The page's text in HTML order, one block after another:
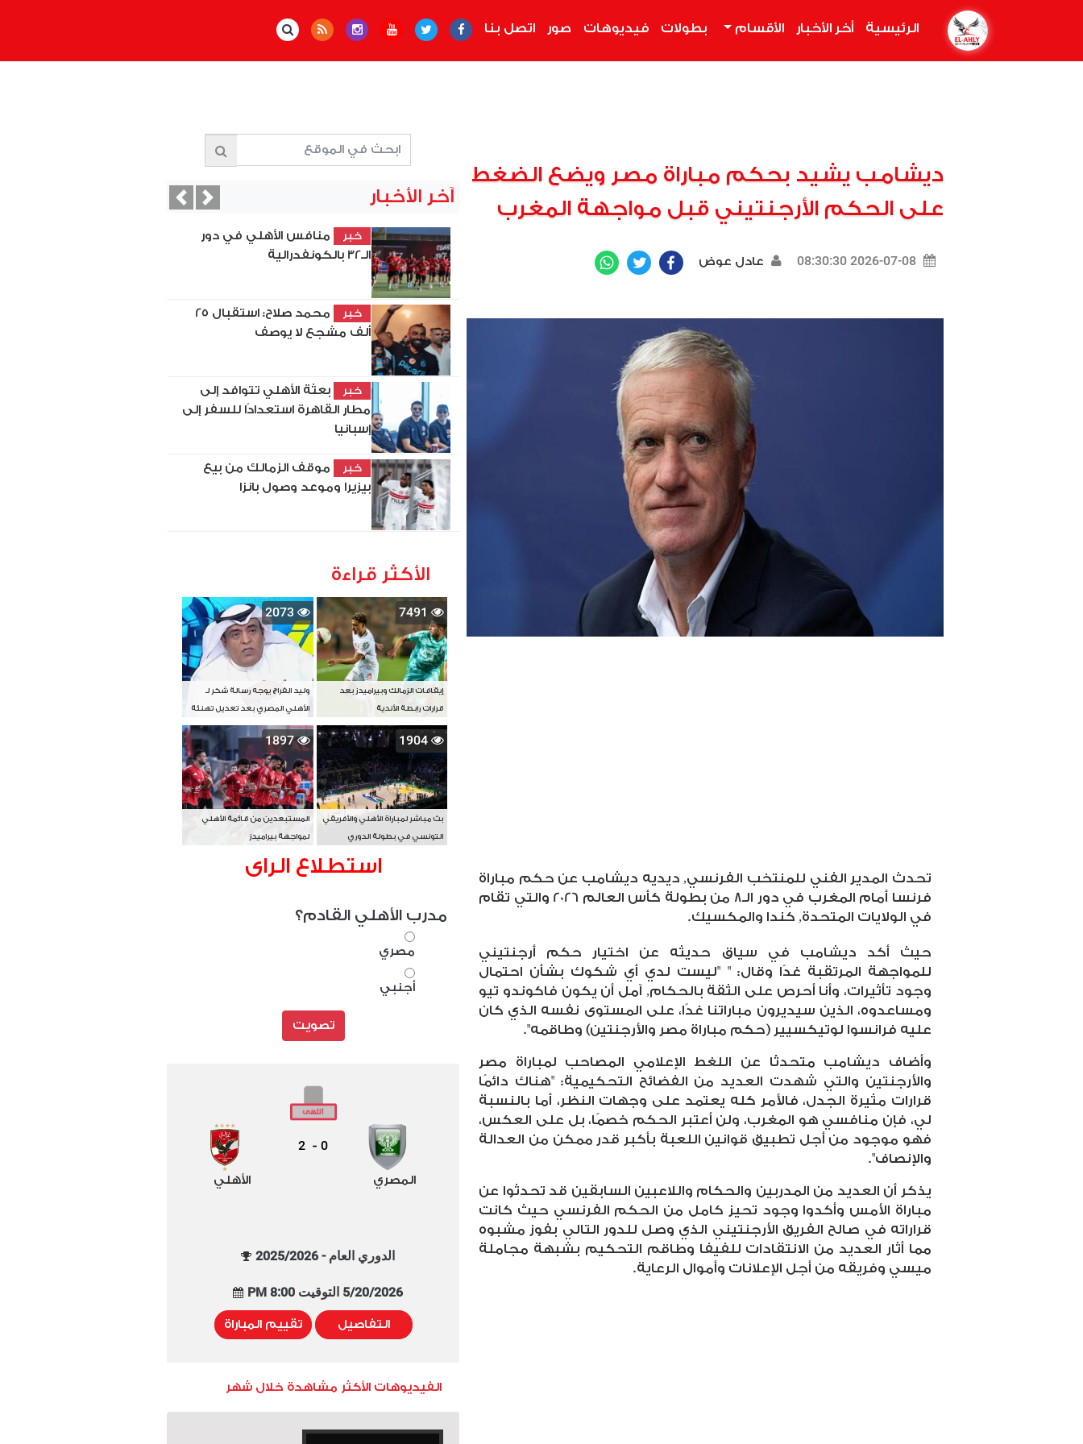
الرئيسية أخر الأخبار الأقسام بطولات فيديوهات صور اتصل بنا
ديشامب يشيد بحكم مباراة مصر ويضع الضغط
على الحكم الأرجنتيني قبل مواجهة المغرب
2026-07-08 08:30:30 عادل عوض Facebook
Twitter
تحدث المدير الفني للمنتخب الفرنسي, ديديه ديشامب عن حكم مباراة
فرنسا أمام المغرب في دور الـ8 من بطولة كأس العالم 2026 والتي تقام
في الولايات المتحدة, كندا والمكسيك.
حيث أكد ديشامب في سياق حديثه عن اختيار حكم أرجنتيني
للمواجهة المرتقبة غدًا وقال: " "ليست لدي أي شكوك بشأن احتمال
وجود تأثيرات، وأنا أحرص على الثقة بالحكام, آمل أن يكون فاكوندو تيو
ومساعدوه، الذين سيديرون مباراتنا غدًا، على المستوى نفسه الذي كان
عليه فرانسوا لوتيكسيير (حكم مباراة مصر والأرجنتين) وطاقمه".
وأضاف ديشامب متحدثًا عن اللغط الإعلامي المصاحب لمباراة مصر
والأرجنتين والتي شهدت العديد من الفضائح التحكيمية: "هناك دائمًا
قرارات مثيرة الجدل، فالأمر كله يعتمد على وجهات النظر، أما بالنسبة
لي، فإن منافسي هو المغرب، ولن أعتبر الحكم خصمًا، بل على العكس،
فهو موجود من أجل تطبيق قوانين اللعبة بأكبر قدر ممكن من العدالة
والإنصاف".
يذكر أن العديد من المدربين والحكام واللاعبين السابقين قد تحدثوا عن
مباراة الأمس وأكدوا وجود تحيز كامل من الحكم الفرنسي حيث كانت
قراراته في صالح الفريق الأرجنتيني الذي وصل للدور التالي بفوز مشبوه
مما أثار العديد من الانتقادات للفيفا وطاقم التحكيم بشبهة مجاملة
ميسي وفريقه من أجل الإعلانات وأموال الرعاية.
آخر الأخبار
خبر
منافس الأهلي في دور
الـ32 بالكونفدرالية
خبر
محمد صلاح: استقبال 25
ألف مشجع لا يوصف
خبر
بعثة الأهلي تتوافد إلى
مطار القاهرة استعدادًا للسفر إلى
إسبانيا
خبر
موقف الزمالك من بيع
بيزيرا وموعد وصول بانزا
PreviousNext
الأكثر قراءة
7491
إيقافات الزمالك وبيراميدز بعد
قرارات رابطة الأندية
2073
وليد الفراج يوجه رسالة شكر لـ
الأهلي المصري بعد تعديل تهنئة
بطل آسيا
1904
بث مباشر لمباراة الأهلي والأفريقي
التونسي في بطولة الدوري
1897
المستبعدين من قائمة الأهلي
لمواجهة بيراميدز
استطلاع الراى
مدرب الأهلي القادم؟
مصري
أجنبي
تصويت
المصري
0
-
2
الأهلي
الدوري العام - 2025/2026
5/20/2026 التوقيت 8:00 PM
التفاصيل تقييم المباراة
الفيديوهات الأكثر مشاهدة خلال شهر